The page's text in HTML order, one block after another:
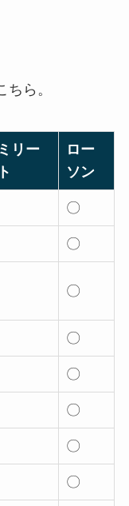
ら。
リー
ロー
ソン
〇
〇
〇
〇
〇
〇
〇
〇